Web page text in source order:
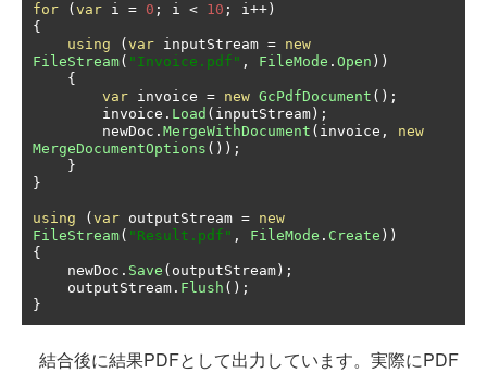
for ( var i = 0 ; i < 10 ; i++)
{
using
( var inputStream = new
FileStream( "Invoice.pdf" , FileMode . Open ))
{
var invoice = new GcPdfDocument ();
        invoice
. Load ( inputStream );
        newDoc
. MergeWithDocument ( invoice ,
new
MergeDocumentOptions ());
}
}
using ( var outputStream = new
FileStream( "Result.pdf" , FileMode . Create ))
{
    newDoc
. Save ( outputStream );
    outputStream
. Flush ();
}
結合後に結果PDFとして出力しています。実際にPDF